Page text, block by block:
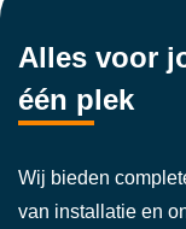
Alles voor
één plek
Wij bieden
van installatie en